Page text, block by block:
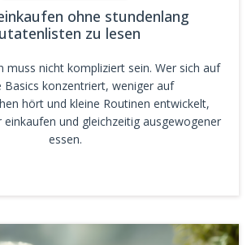
ohne stundenlang
zu lesen
muss nicht kompliziert sein. Wer sich auf
Basics konzentriert, weniger auf
hört und kleine Routinen entwickelt,
und gleichzeitig ausgewogener
essen.